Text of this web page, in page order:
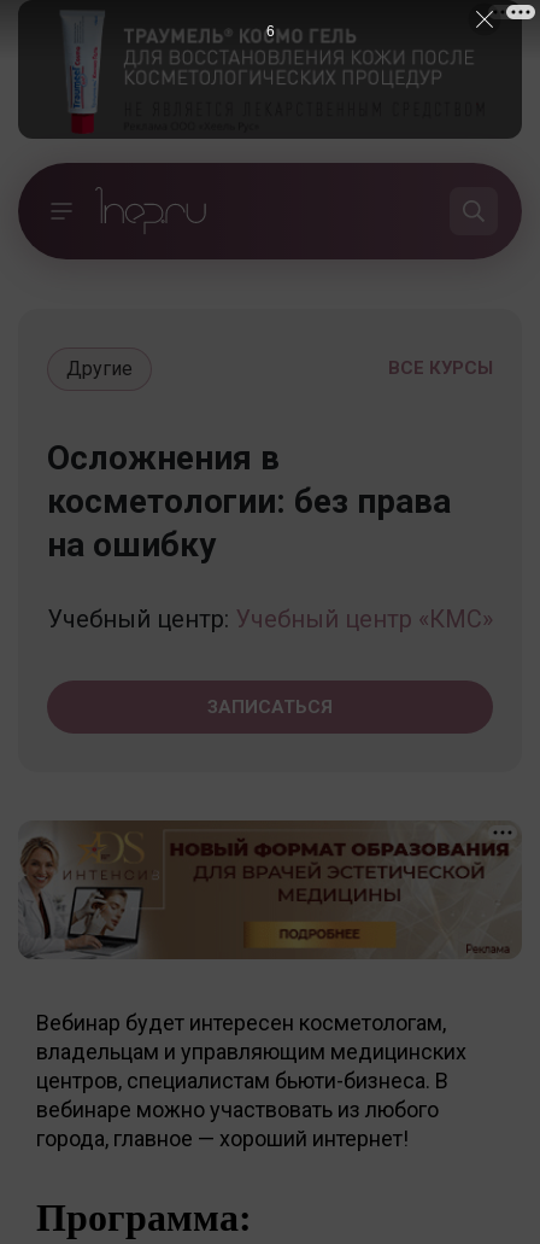
ВСЕ КУРСЫ
Другие
Осложнения в
косметологии: без права
на ошибку
Учебный центр: Учебный центр «КМС»
ЗАПИСАТЬСЯ
Вебинар будет интересен косметологам,
владельцам и управляющим медицинских
центров, специалистам бьюти-бизнеса. В
вебинаре можно участвовать из любого
города, главное — хороший интернет!
Программа:
5